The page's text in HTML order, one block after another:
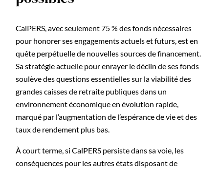
CalPERS, avec seulement 75 % des fonds nécessaires
pour honorer ses engagements actuels et futurs, est en
quête perpétuelle de nouvelles sources de financement.
Sa stratégie actuelle pour enrayer le déclin de ses fonds
soulève des questions essentielles sur la viabilité des
grandes caisses de retraite publiques dans un
environnement économique en évolution rapide,
marqué par l’augmentation de l’espérance de vie et des
taux de rendement plus bas.
À court terme, si CalPERS persiste dans sa voie, les
conséquences pour les autres états disposant de